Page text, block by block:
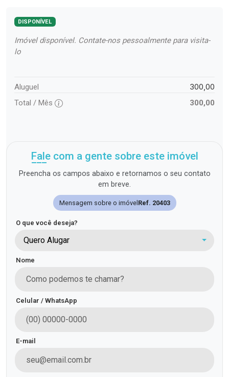
DISPONÍVEL
Imóvel disponível. Contate-nos pessoalmente para visita-
lo
Aluguel 300,00
Total / Mês 300,00
Fale com a gente sobre este imóvel
Preencha os campos abaixo e retornamos o seu contato
em breve.
Mensagem sobre o imóvel Ref. 20403
O que você deseja?
Quero Alugar
Nome
Celular / WhatsApp
E-mail